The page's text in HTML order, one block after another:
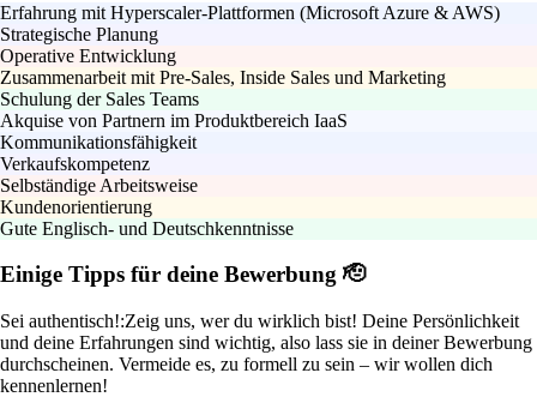
Erfahrung mit Hyperscaler-Plattformen (Microsoft Azure & AWS)
Strategische Planung
Operative Entwicklung
Zusammenarbeit mit Pre-Sales, Inside Sales und Marketing
Schulung der Sales Teams
Akquise von Partnern im Produktbereich IaaS
Kommunikationsfähigkeit
Verkaufskompetenz
Selbständige Arbeitsweise
Kundenorientierung
Gute Englisch- und Deutschkenntnisse
Einige Tipps für deine Bewerbung 🫡
Sei authentisch!:Zeig uns, wer du wirklich bist! Deine Persönlichkeit
und deine Erfahrungen sind wichtig, also lass sie in deiner Bewerbung
durchscheinen. Vermeide es, zu formell zu sein – wir wollen dich
kennenlernen!